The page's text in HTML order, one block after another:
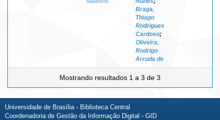
Braga,
Thiago
Rodrigues
Cardoso;
Oliveira,
Rodrigo
Arruda de
Mostrando resultados 1 a 3 de 3
Universidade de Brasília - Biblioteca Central
Coordenadoria de Gestão da Informação Digital - GID